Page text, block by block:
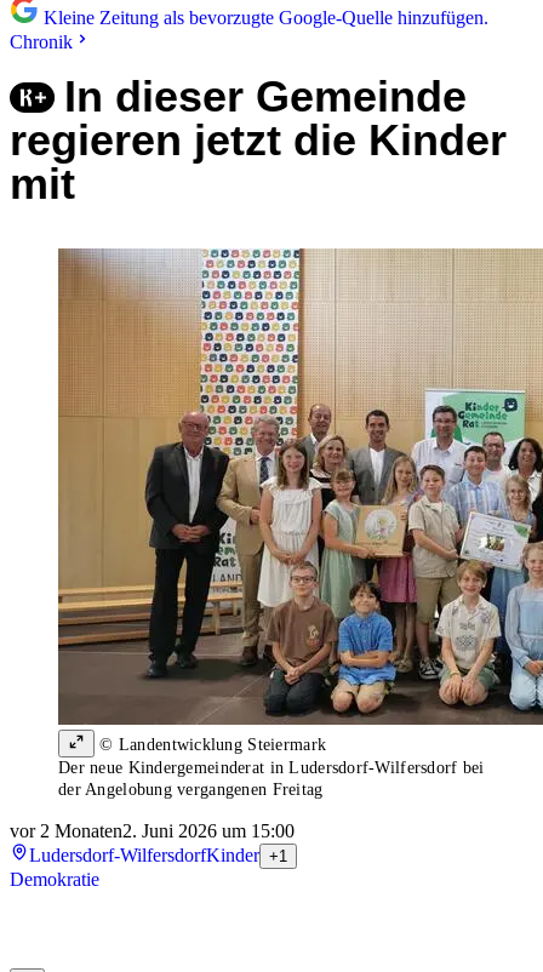
Kleine Zeitung als bevorzugte Google-Quelle hinzufügen.
Chronik
In dieser Gemeinde
regieren jetzt die Kinder
mit
© Landentwicklung Steiermark
Der neue Kindergemeinderat in Ludersdorf-Wilfersdorf bei
der Angelobung vergangenen Freitag
vor 2 Monaten2. Juni 2026 um 15:00
Ludersdorf-WilfersdorfKinder +1
Demokratie